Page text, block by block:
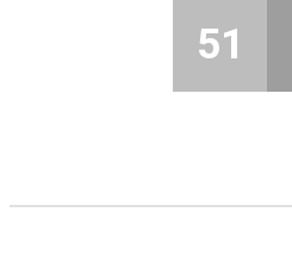
51